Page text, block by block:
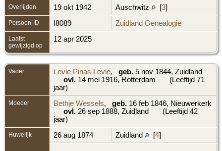
Overlijden 19 okt 1942 Auschwitz [3]
Persoon-ID I8089 Zuidland Genealogie
Laatst
gewijzigd op
12 apr 2025
Vader Levie Pinas Levie, geb. 5 nov 1844, Zuidland
ovl. 14 mei 1916, Rotterdam
(Leeftijd 71
jaar)
Moeder Bethje Wessels, geb. 16 feb 1846, Nieuwerkerk
ovl. 26 sep 1888, Zuidland
(Leeftijd 42
jaar)
Huwelijk 26 aug 1874 Zuidland [4]